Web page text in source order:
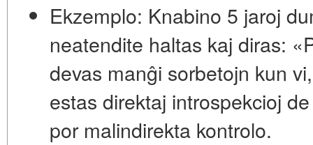
Ekzemplo: Knabino 5 jaroj
neatendite haltas kaj diras:
devas manĝi sorbetojn kun
estas direktaj introspekcioj
por malindirekta kontrolo.